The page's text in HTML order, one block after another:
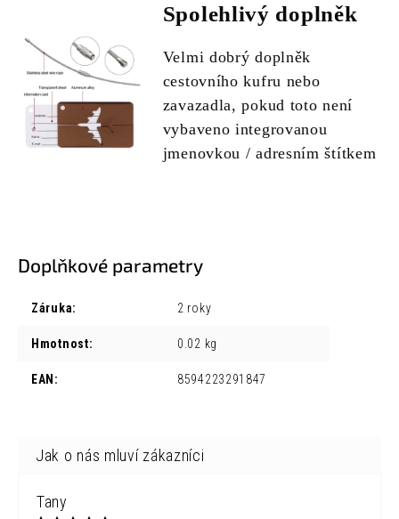
Spolehlivý doplněk
Velmi dobrý doplněk
cestovního kufru nebo
zavazadla, pokud toto není
vybaveno integrovanou
jmenovkou / adresním štítkem
Doplňkové parametry
Záruka: 2 roky
Hmotnost: 0.02 kg
EAN : 8594223291847
Tany